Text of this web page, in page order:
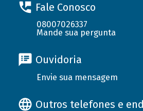
Fale Conosco
08007026337
Mande sua pergunta
Ouvidoria
Envie sua mensagem
Outros telefones e